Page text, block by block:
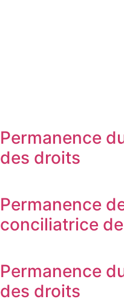
Permanence
des droits
Permanence
conciliatrice
Permanence
des droits